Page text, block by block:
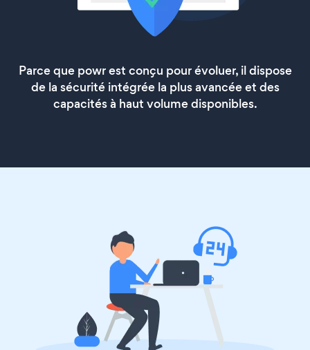
Parce que powr est conçu pour évoluer, il dispose
de la sécurité intégrée la plus avancée et des
capacités à haut volume disponibles.